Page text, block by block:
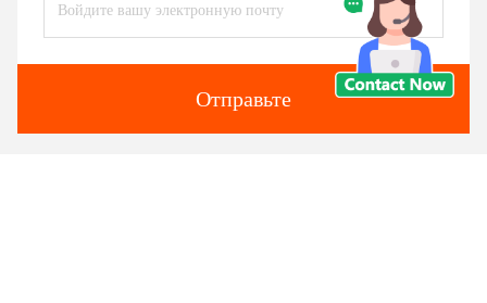
Отправьте